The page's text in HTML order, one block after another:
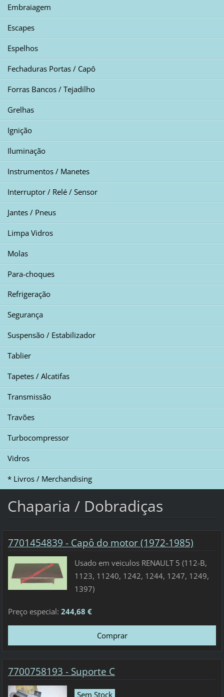
Embraiagem
Escapes
Espelhos
Fechaduras Portas / Capô
Forras Bancos / Tejadilho
Grelhas
Ignição
Iluminação
Instrumentos / Manetes
Interruptor / Relé / Sensor
Jantes / Pneus
Limpa Vidros
Molas
Para-choques
Refrigeração
Segurança
Suspensão / Estabilizador
Tablier
Tapetes / Alcatifas
Transmissão
Travões
Turbocompressor
Vidros
* Livros / Merchandising
Chaparia / Dobradiças
7701454839 - Capô do motor (1972-1985)
Usado em veiculos RENAULT 5 (112-B,
1123, 11240, 1242, 1244, 1247, 1249,
1397)
Preço especial: 244,68 €
7700758193 - Suporte C
Sem Stock